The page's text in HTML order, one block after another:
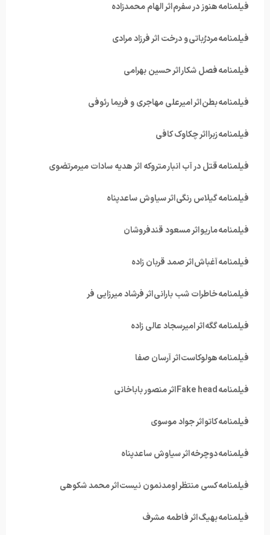
فیلمنامه هنوز در سفرم اثر الهام محمدزاده
فیلمنامه مردرُباتی و درخت اثر فرزاد مرادی
فیلمنامه فصل شکار اثر حسین بهرامی
فیلمنامه بطن اثر امیرعلی مهاجری و فریما رئوفی
فیلمنامه زبرا اثر چکاوک کافی
فیلمنامه قتل در آب انبار متروکه اثر هدیه سادات میرمرتضوی
فیلمنامه گیلاس رنگی اثر سیاوش ساعدپناه
فیلمنامه ماریو اثر مسعود قندفروشان
فیلمنامه آغباش اثر صمد قربان زاده
فیلمنامه خاطرات شب بارانی اثر فرشاد میرزایی فر
فیلمنامه گگه اثر امیرسجاد عالی زاده
فیلمنامه هولوکاست اثر آرسان صفا
فیلمنامه Fake head اثر منصور باباخانی
فیلمنامه کاتو اثر جواد موسوی
فیلمنامه دوچرخه اثر سیاوش ساعدپناه
فیلمنامه کسی منتظر اومدنمون نیست اثر محمد شکوهی
فیلمنامه بهیگ اثر فاطمه مشرف